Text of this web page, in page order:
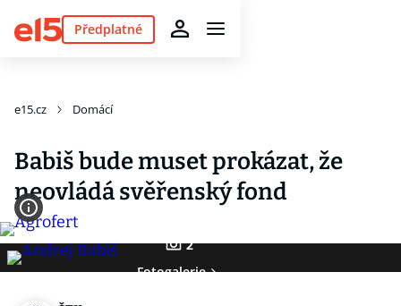
Předplatné
e15.cz Domácí
Babiš bude muset prokázat, že
neovládá svěřenský fond
2
Fotogalerie